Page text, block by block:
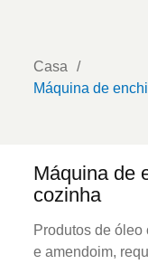
Casa
Máquina de
Máquina de
cozinha
Produtos de
e amendoim,